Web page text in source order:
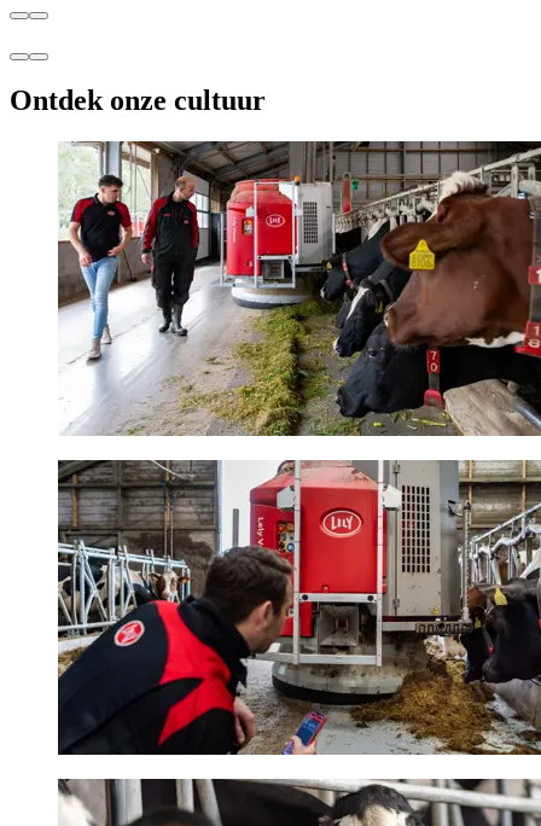
Ontdek onze cultuur